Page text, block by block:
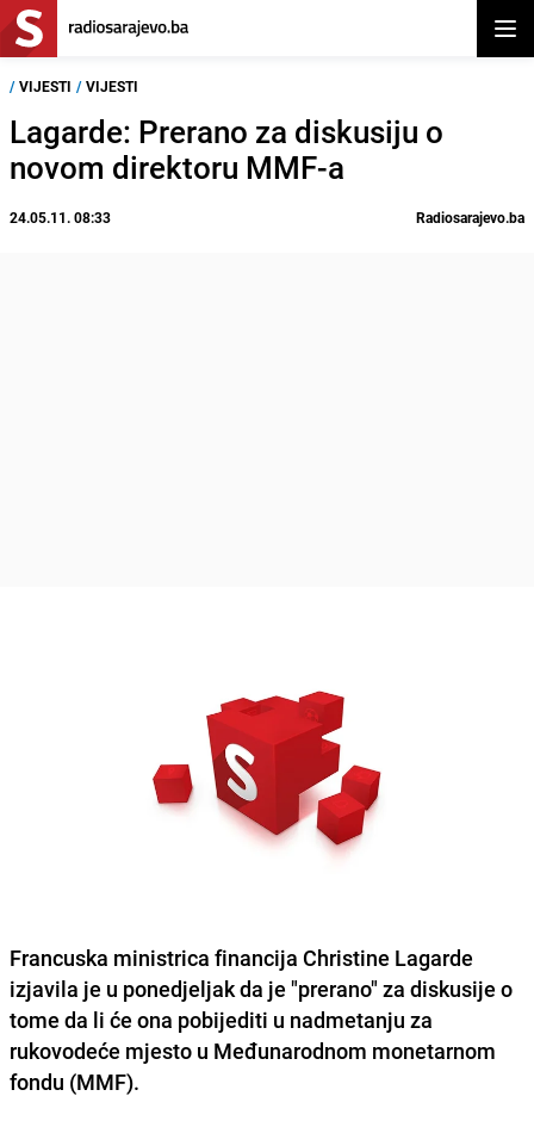
/ VIJESTI / VIJESTI
Lagarde: Prerano za diskusiju o
novom direktoru MMF-a
24.05.11. 08:33 Radiosarajevo.ba
Francuska ministrica financija Christine Lagarde
izjavila je u ponedjeljak da je "prerano" za diskusije o
tome da li će ona pobijediti u nadmetanju za
rukovodeće mjesto u Međunarodnom monetarnom
fondu (MMF).